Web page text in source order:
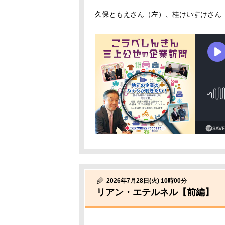
久保ともえさん（左）、桂けいすけさん
2026年7月28日(火) 10時00分
リアン・エテルネル【前編】